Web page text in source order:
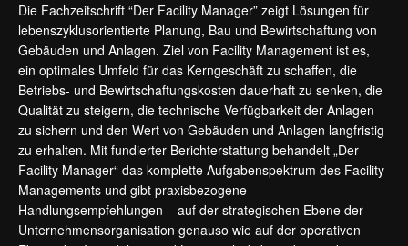
Die Fachzeitschrift “Der Facility Manager” zeigt Lösungen für
lebenszyklusorientierte Planung, Bau und Bewirtschaftung von
Gebäuden und Anlagen. Ziel von Facility Management ist es,
ein optimales Umfeld für das Kerngeschäft zu schaffen, die
Betriebs- und Bewirtschaftungskosten dauerhaft zu senken, die
Qualität zu steigern, die technische Verfügbarkeit der Anlagen
zu sichern und den Wert von Gebäuden und Anlagen langfristig
zu erhalten. Mit fundierter Berichterstattung behandelt „Der
Facility Manager“ das komplette Aufgabenspektrum des Facility
Managements und gibt praxisbezogene
Handlungsempfehlungen – auf der strategischen Ebene der
Unternehmensorganisation genauso wie auf der operativen